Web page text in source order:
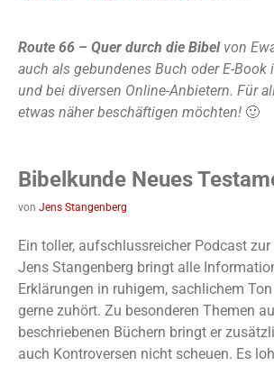
Route 66 – Quer durch die Bibel von
auch als gebundenes Buch oder E-Book
und bei diversen Online-Anbietern. Für
etwas näher beschäftigen möchten! 🙂
Bibelkunde Neues
von Jens Stangenberg
Ein toller, aufschlussreicher Podcast
Jens Stangenberg bringt alle
Erklärungen in ruhigem, sachlichem
gerne zuhört. Zu besonderen Themen
beschriebenen Büchern bringt er
auch Kontroversen nicht scheuen. Es